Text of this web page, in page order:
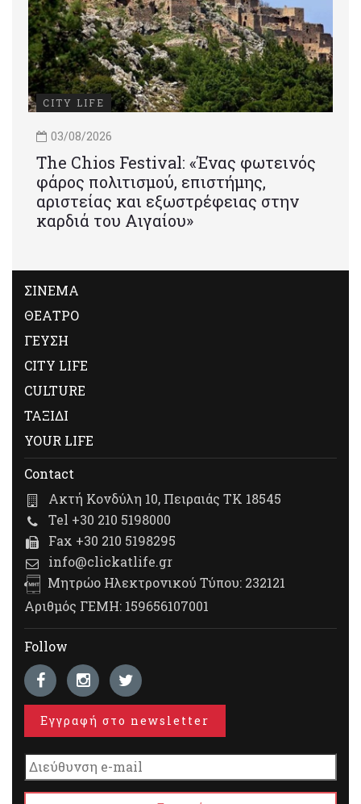
CITY LIFE
03/08/2026
Τhe Chios Festival: «Ένας φωτεινός
φάρος πολιτισμού, επιστήμης,
αριστείας και εξωστρέφειας στην
καρδιά του Αιγαίου»
ΣΙΝΕΜΑ
ΘΕΑΤΡΟ
ΓΕΥΣΗ
CITY LIFE
CULTURE
ΤΑΞΙΔΙ
YOUR LIFE
Contact
Ακτή Κονδύλη 10, Πειραιάς ΤΚ 18545
Tel +30 210 5198000
Fax +30 210 5198295
info@clickatlife.gr
Μητρώο Ηλεκτρονικού Τύπου: 232121
Αριθμός ΓΕΜΗ: 159656107001
Follow
Εγγραφή στο newsletter